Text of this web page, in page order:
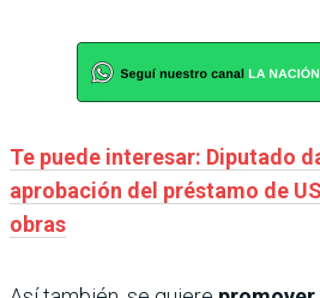
Te puede interesar: Diputado
aprobación del préstamo de
obras